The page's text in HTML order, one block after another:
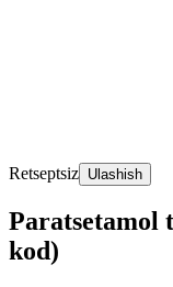
Retseptsiz Ulashish
Paratsetamol
kod)